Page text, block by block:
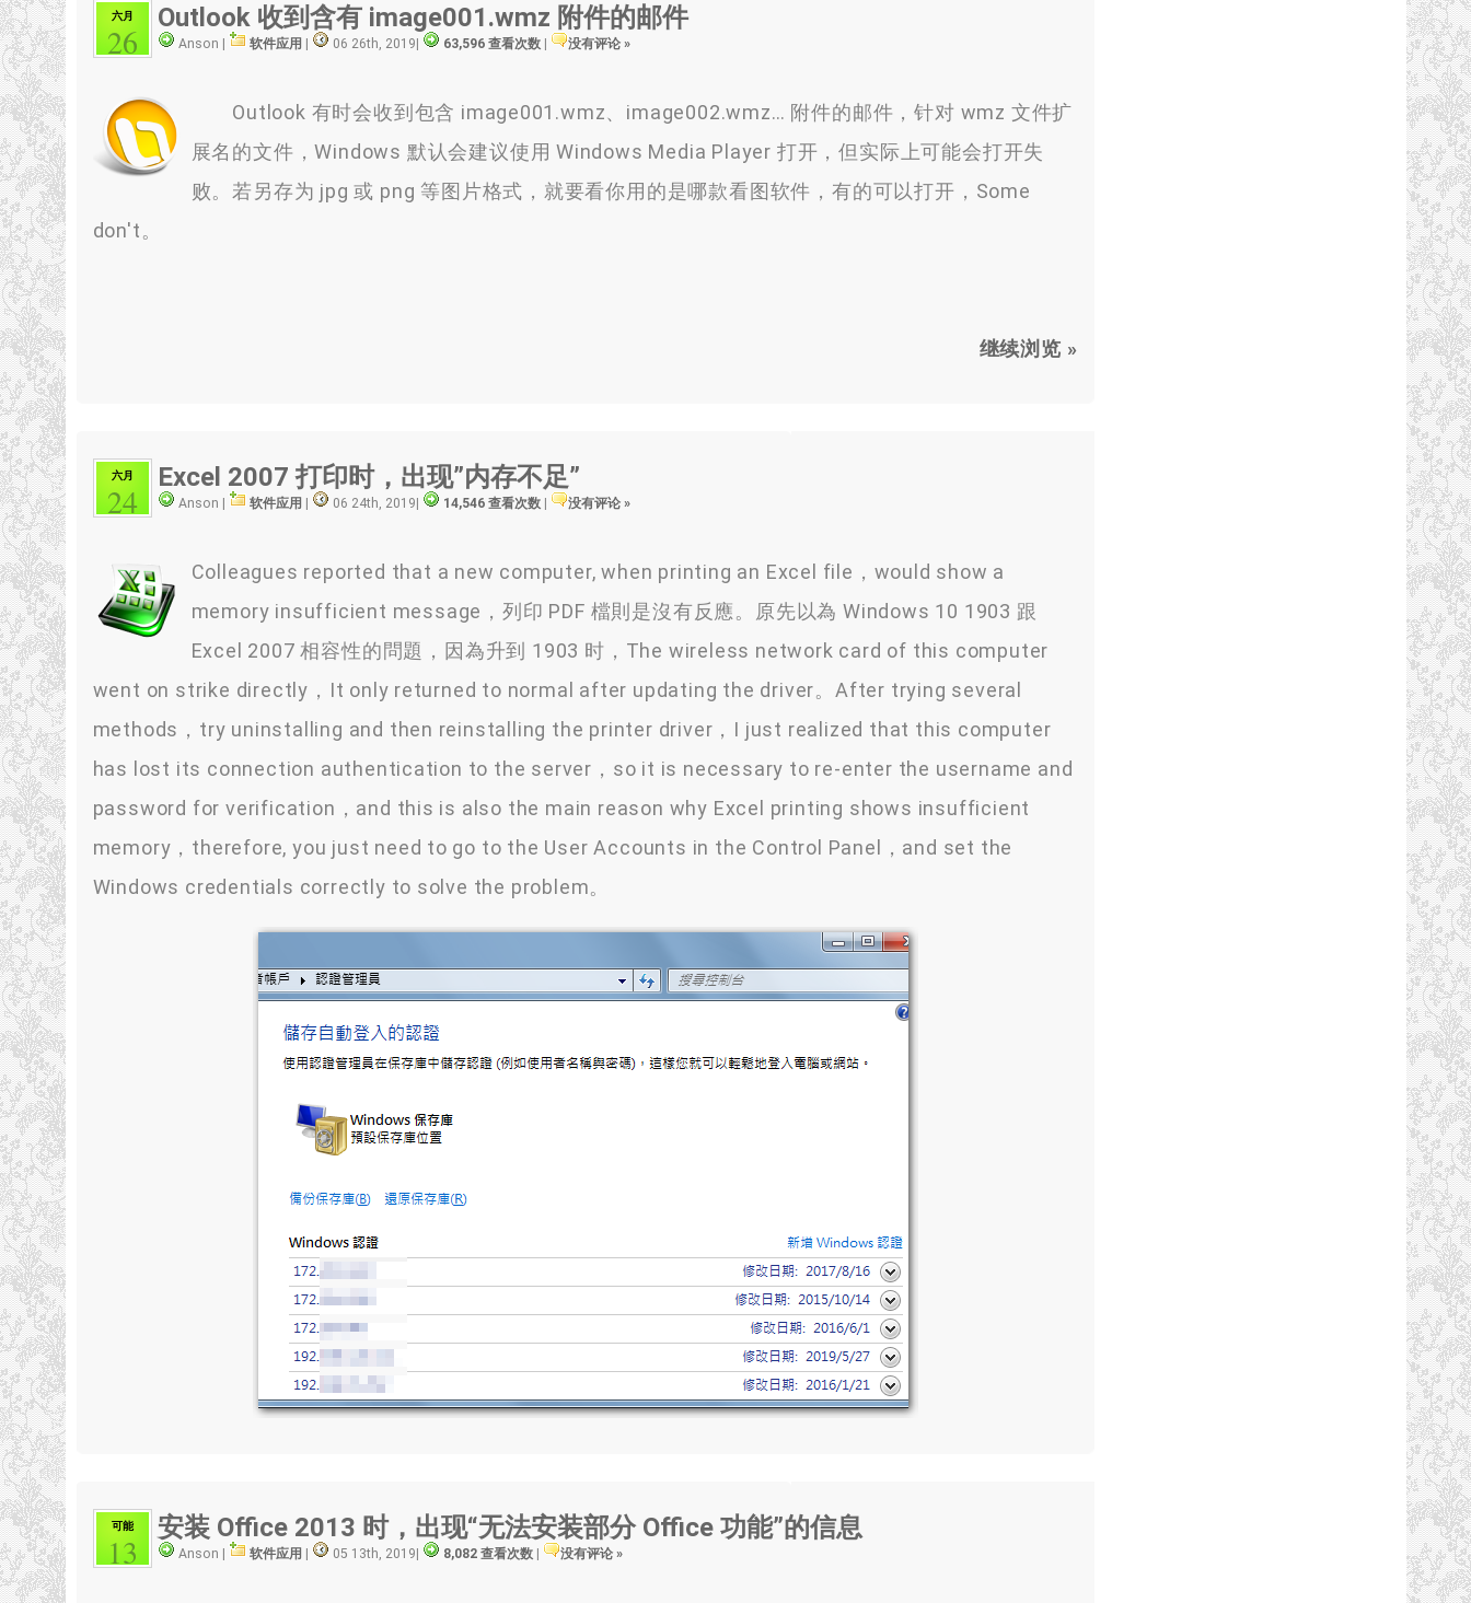
六月
26
Outlook 收到含有 image001.wmz 附件的邮件
Anson | 软件应用 | 06 26th, 2019| 63,596 查看次数 | 没有评论 »
Outlook 有时会收到包含 image001.wmz、image002.wmz… 附件的邮件，针对 wmz 文件扩
展名的文件，Windows 默认会建议使用 Windows Media Player 打开，但实际上可能会打开失
败。若另存为 jpg 或 png 等图片格式，就要看你用的是哪款看图软件，有的可以打开，Some
don't。
继续浏览 »
六月
24
Excel 2007 打印时，出现”内存不足”
Anson | 软件应用 06 24th, 2019 14,546 查看次数 没有评论 »
Colleagues reported that a new computer, when printing an Excel file，would show a
memory insufficient message， 列印 PDF 檔則是沒有反應。 原先以為 Windows 10 1903 跟
Excel 2007相容性的問題 ， 因為升到 1903 时，The wireless network card of this computer
went on strike directly，It only returned to normal after updating the driver。After trying several
methods，try uninstalling and then reinstalling the printer driver，I just realized that this computer
has lost its connection authentication to the server，so it is necessary to re-enter the username and
password for verification，and this is also the main reason why Excel printing shows insufficient
memory，therefore, you just need to go to the User Accounts in the Control Panel，and set the
Windows credentials correctly to solve the problem。
可能
13
安装 Office 2013 时，出现“无法安装部分 Office 功能”的信息
Anson | 软件应用 05 13th, 2019 8,082 查看次数 没有评论 »